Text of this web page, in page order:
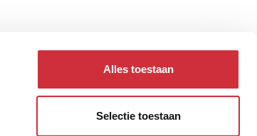
Alles toestaan
Selectie toestaan